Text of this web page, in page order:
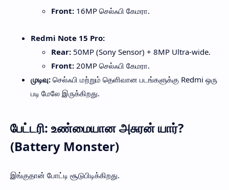
Front: 16MP செல்ஃபி கேமரா.
Redmi Note 15 Pro:
Rear: 50MP (Sony Sensor) + 8MP Ultra-wide.
Front: 20MP செல்ஃபி கேமரா.
முடிவு: செல்ஃபி மற்றும் தெளிவான படங்களுக்கு Redmi ஒரு
படி மேலே இருக்கிறது.
பேட்டரி: உண்மையான அசுரன் யார்?
(Battery Monster)
இங்குதான் போட்டி சூடுபிடிக்கிறது.